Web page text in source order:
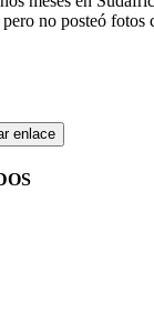
no posteó fotos
enlace